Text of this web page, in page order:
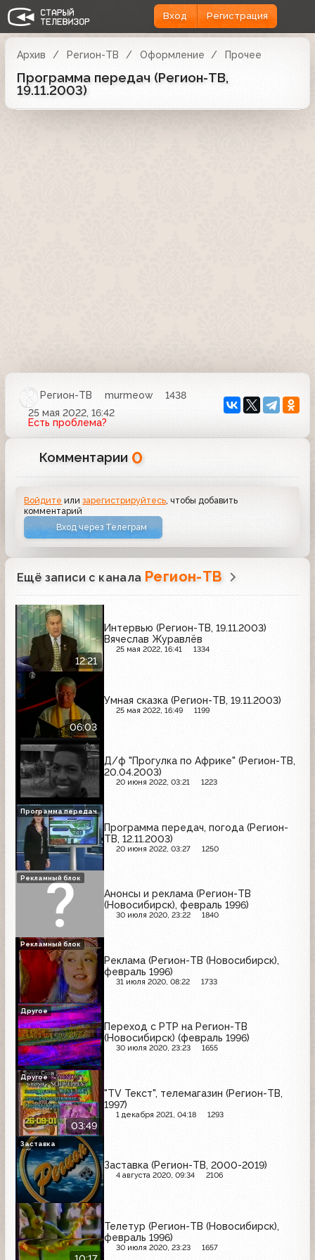
Вход Регистрация
Архив Регион-ТВ Оформление Прочее
Программа передач (Регион-ТВ,
19.11.2003)
Регион-ТВ murmeow
1438
25 мая 2022, 16:42
Есть проблема?
Комментарии 0
Войдите илизарегистрируйтесь , чтобы добавить
комментарий
Вход через Телеграм
Ещё записи с канала Регион-ТВ
12:21
Интервью (Регион-ТВ, 19.11.2003)
Вячеслав Журавлёв
25 мая 2022, 16:41 1334
06:03
Умная сказка (Регион-ТВ, 19.11.2003)
25 мая 2022, 16:49 1199
Д/ф "Прогулка по Африке" (Регион-ТВ,
20.04.2003)
20 июня 2022, 03:21 1223
Программа передач, погода (Регион-
ТВ, 12.11.2003)
20 июня 2022, 03:27 1250
Программа передач
Анонсы и реклама (Регион-ТВ
(Новосибирск), февраль 1996)
30 июля 2020, 23:22 1840
Рекламный блок
Реклама (Регион-ТВ (Новосибирск),
февраль 1996)
31 июля 2020, 08:22 1733
Рекламный блок
Переход с РТР на Регион-ТВ
(Новосибирск) (февраль 1996)
30 июля 2020, 23:23 1655
Другое
03:49
"TV Текст", телемагазин (Регион-ТВ,
1997)
1 декабря 2021, 04:18 1293
Другое
Заставка (Регион-ТВ, 2000-2019)
4 августа 2020, 09:34 2106
Заставка
Телетур (Регион-ТВ (Новосибирск),
февраль 1996)
30 июля 2020, 23:23 1657